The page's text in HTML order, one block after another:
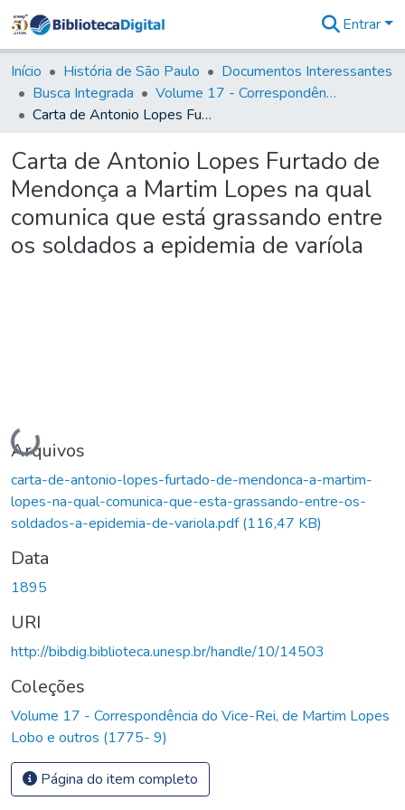
&
Coleções
Tudo na
Biblioteca
Estatísticas
Entrar
Início História de São Paulo
Documentos Interessantes
Busca Integrada
Volume 17 - Correspondência do Vice-Rei, de Martim Lopes Lobo e outros (1775- 9)
Carta de Antonio Lopes Furtado de Mendonça a Martim Lopes na qual comunica que está grassando entre os soldados a epidemia de varíola
Carta de Antonio Lopes Furtado de
Mendonça a Martim Lopes na qual
comunica que está grassando entre
os soldados a epidemia de varíola
Carregando...
Arquivos
carta-de-antonio-lopes-furtado-de-mendonca-a-martim-
lopes-na-qual-comunica-que-esta-grassando-entre-os-
soldados-a-epidemia-de-variola.pdf(116,47 KB)
Data
1895
URI
http://bibdig.biblioteca.unesp.br/handle/10/14503
Coleções
Volume 17 - Correspondência do Vice-Rei, de Martim Lopes
Lobo e outros (1775- 9)
Página do item completo